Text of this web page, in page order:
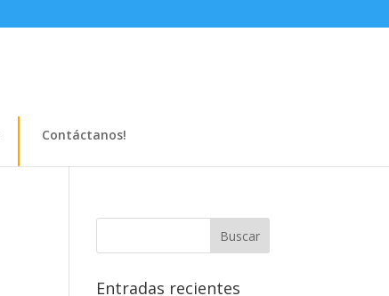
Contáctanos!
Entradas recientes